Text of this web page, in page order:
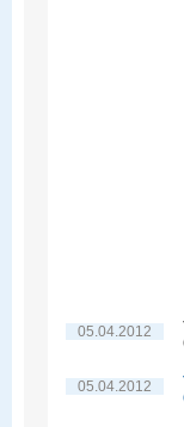
05.04.2012
05.04.2012